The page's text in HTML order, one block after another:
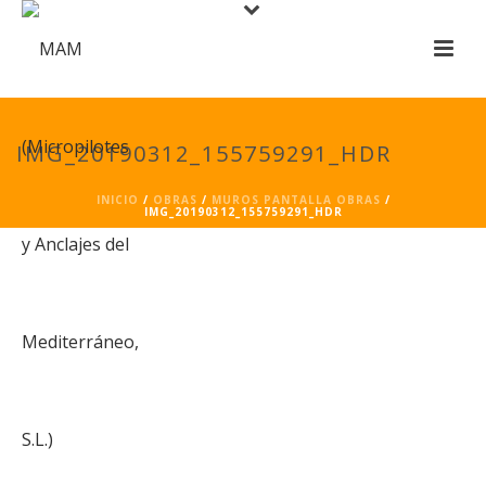
IMG_20190312_155759291_HDR
INICIO / OBRAS / MUROS PANTALLA OBRAS /
IMG_20190312_155759291_HDR